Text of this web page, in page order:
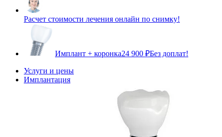
Расчет стоимости лечения онлайн по снимку!
Имплант + коронка24 900 ₽Без доплат!
Услуги и цены
Имплантация